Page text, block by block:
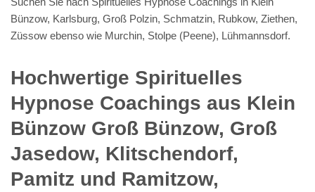
Bünzow, Karlsburg, Groß Polzin, Schmatzin, Rubkow, Ziethen,
Züssow ebenso wie Murchin, Stolpe (Peene), Lühmannsdorf.
Hochwertige Spirituelles
Hypnose Coachings aus Klein
Bünzow Groß Bünzow, Groß
Jasedow, Klitschendorf,
Pamitz und Ramitzow,